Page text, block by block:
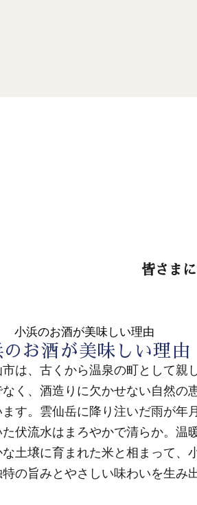
皆さま
のお酒が美味しい理由
は、古くから温泉の町として親
く、酒造りに欠かせない自然の
す。雲仙岳に降り注いだ雨が年
伏流水はまろやかで清らか。温
土壌に育まれた米と相まって、
の旨みとやさしい味わいを生み